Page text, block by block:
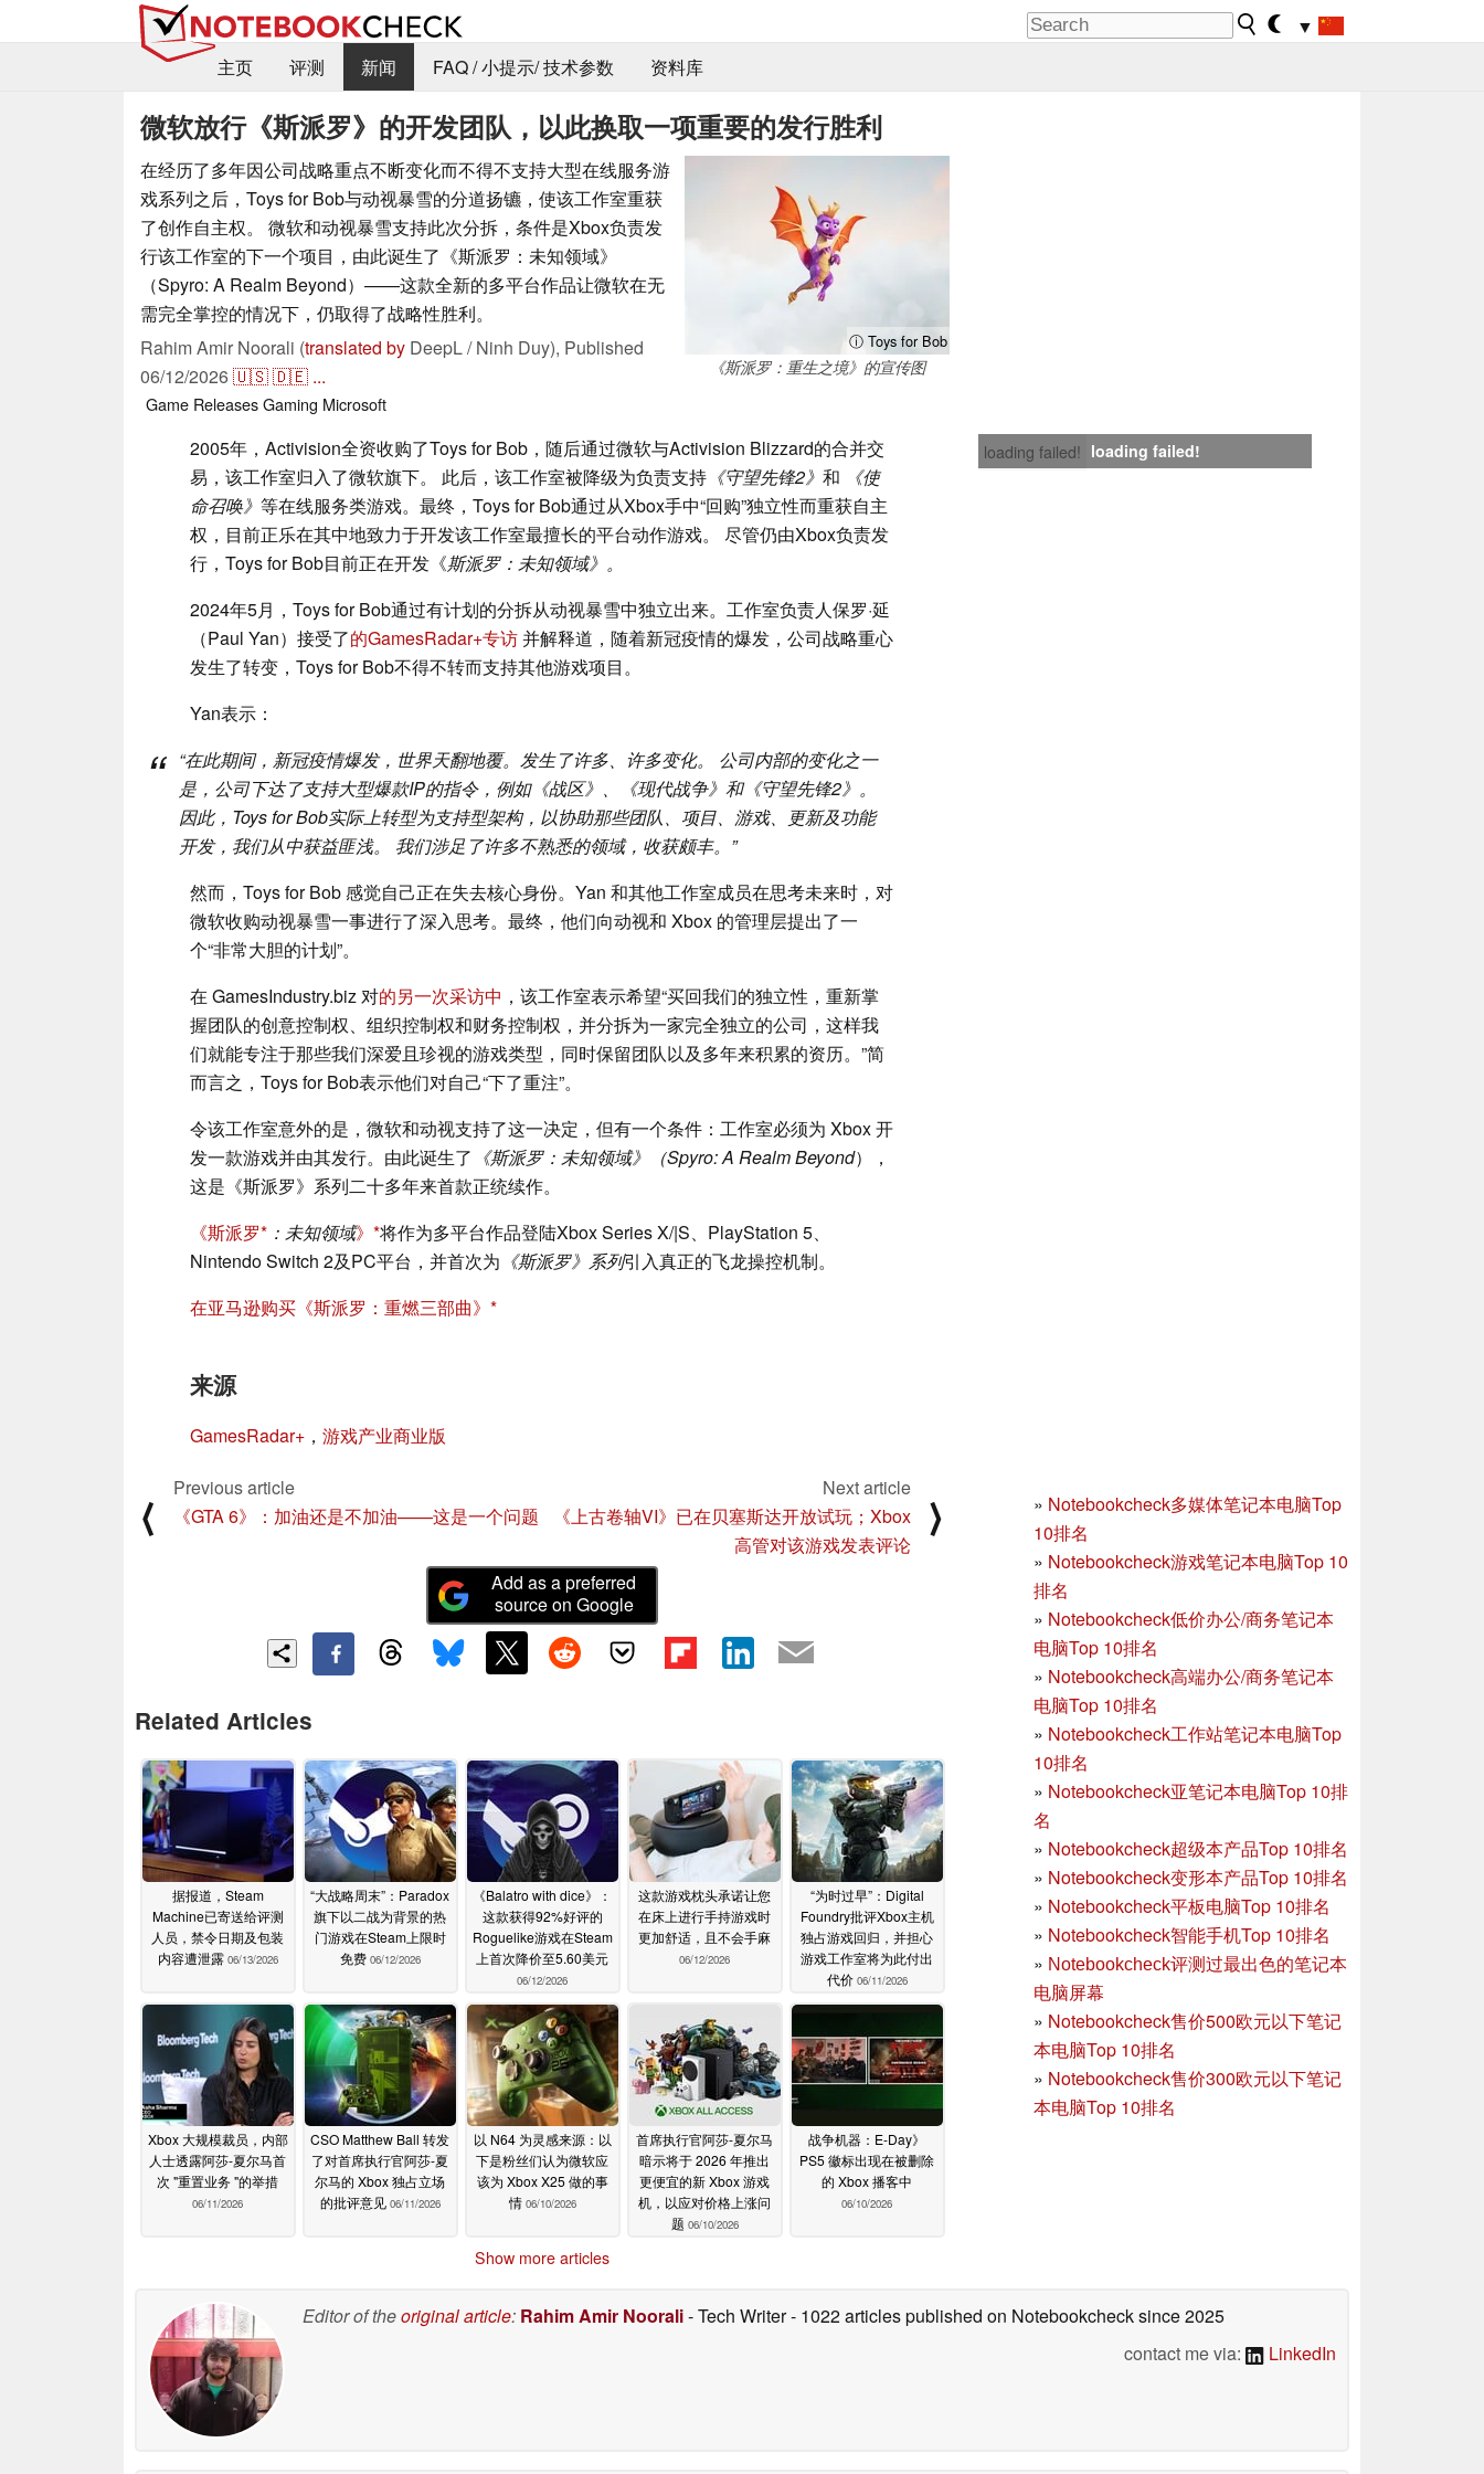
▼
主页
评测 新闻 FAQ / 小提示/ 技术参数 资料库
微软放行《斯派罗》的开发团队，以此换取一项重要的发行胜利
ⓘ Toys for Bob
《斯派罗：重生之境》的宣传图
在经历了多年因公司战略重点不断变化而不得不支持大型在线服务游
戏系列之后，Toys for Bob与动视暴雪的分道扬镳，使该工作室重获
了创作自主权。 微软和动视暴雪支持此次分拆，条件是Xbox负责发
行该工作室的下一个项目，由此诞生了《斯派罗：未知领域》
（Spyro: A Realm Beyond）——这款全新的多平台作品让微软在无
需完全掌控的情况下，仍取得了战略性胜利。
Rahim Amir Noorali (translated by DeepL / Ninh Duy), Published
06/12/2026🇺🇸🇩🇪 ...
Game ReleasesGaming Microsoft
loading failed! loading failed!
2005年，Activision全资收购了Toys for Bob，随后通过微软与Activision Blizzard的合并交
易，该工作室归入了微软旗下。 此后，该工作室被降级为负责支持 《守望先锋2》 和 《使
命召唤》 等在线服务类游戏。最终，Toys for Bob通过从Xbox手中“回购”独立性而重获自主
权，目前正乐在其中地致力于开发该工作室最擅长的平台动作游戏。 尽管仍由Xbox负责发
行，Toys for Bob目前正在开发《斯派罗：未知领域》。
2024年5月，Toys for Bob通过有计划的分拆从动视暴雪中独立出来。工作室负责人保罗·延
（Paul Yan）接受了的GamesRadar+专访并解释道，随着新冠疫情的爆发，公司战略重心
发生了转变，Toys for Bob不得不转而支持其他游戏项目。
Yan表示：
“在此期间，新冠疫情爆发，世界天翻地覆。发生了许多、许多变化。 公司内部的变化之一
是，公司下达了支持大型爆款IP的指令，例如《战区》、《现代战争》和《守望先锋2》。
因此，Toys for Bob实际上转型为支持型架构，以协助那些团队、项目、游戏、更新及功能
开发，我们从中获益匪浅。 我们涉足了许多不熟悉的领域，收获颇丰。”
然而，Toys for Bob 感觉自己正在失去核心身份。Yan 和其他工作室成员在思考未来时，对
微软收购动视暴雪一事进行了深入思考。最终，他们向动视和 Xbox 的管理层提出了一
个“非常大胆的计划”。
在 GamesIndustry.biz 对的另一次采访中 ，该工作室表示希望“买回我们的独立性，重新掌
握团队的创意控制权、组织控制权和财务控制权，并分拆为一家完全独立的公司，这样我
们就能专注于那些我们深爱且珍视的游戏类型，同时保留团队以及多年来积累的资历。”简
而言之，Toys for Bob表示他们对自己“下了重注”。
令该工作室意外的是，微软和动视支持了这一决定，但有一个条件：工作室必须为 Xbox 开
发一款游戏并由其发行。由此诞生了 《斯派罗：未知领域》（Spyro: A Realm Beyond），
这是《斯派罗》系列二十多年来首款正统续作。
《斯派罗
：未知领域》
将作为多平台作品登陆Xbox Series X/|S、PlayStation 5、
Nintendo Switch 2及PC平台，并首次为 《斯派罗》系列引入真正的飞龙操控机制。
在亚马逊购买《斯派罗：重燃三部曲》
来源
GamesRadar+ ， 游戏产业商业版
» Notebookcheck多媒体笔记本电脑Top
10排名
» Notebookcheck游戏笔记本电脑Top 10
排名
» Notebookcheck低价办公/商务笔记本
电脑Top 10排名
» Notebookcheck高端办公/商务笔记本
电脑Top 10排名
» Notebookcheck工作站笔记本电脑Top
10排名
» Notebookcheck亚笔记本电脑Top 10排
名
» Notebookcheck超级本产品Top 10排名
» Notebookcheck变形本产品Top 10排名
» Notebookcheck平板电脑Top 10排名
» Notebookcheck智能手机Top 10排名
» Notebookcheck评测过最出色的笔记本
电脑屏幕
» Notebookcheck售价500欧元以下笔记
本电脑Top 10排名
» Notebookcheck售价300欧元以下笔记
本电脑Top 10排名
⟨
Previous article
《GTA 6》：加油还是不加油——这是一个问题
Next article
《上古卷轴VI》已在贝塞斯达开放试玩；Xbox
高管对该游戏发表评论
⟩
Add as a preferred
source on Google
Related Articles
据报道，Steam
Machine已寄送给评测
人员，禁令日期及包装
内容遭泄露 06/13/2026
“大战略周末”：Paradox
旗下以二战为背景的热
门游戏在Steam上限时
免费 06/12/2026
《Balatro with dice》：
这款获得92%好评的
Roguelike游戏在Steam
上首次降价至5.60美元
06/12/2026
这款游戏枕头承诺让您
在床上进行手持游戏时
更加舒适，且不会手麻
06/12/2026
“为时过早”：Digital
Foundry批评Xbox主机
独占游戏回归，并担心
游戏工作室将为此付出
代价 06/11/2026
Xbox 大规模裁员，内部
人士透露阿莎-夏尔马首
次 "重置业务 "的举措
06/11/2026
CSO Matthew Ball 转发
了对首席执行官阿莎-夏
尔马的 Xbox 独占立场
的批评意见 06/11/2026
以 N64 为灵感来源：以
下是粉丝们认为微软应
该为 Xbox X25 做的事
情 06/10/2026
首席执行官阿莎-夏尔马
暗示将于 2026 年推出
更便宜的新 Xbox 游戏
机，以应对价格上涨问
题 06/10/2026
战争机器：E-Day》
PS5 徽标出现在被删除
的 Xbox 播客中
06/10/2026
Show more articles
Editor of theoriginal article: Rahim Amir Noorali- Tech Writer- 1022 articles published on Notebookchecksince 2025
contact me via:
LinkedIn